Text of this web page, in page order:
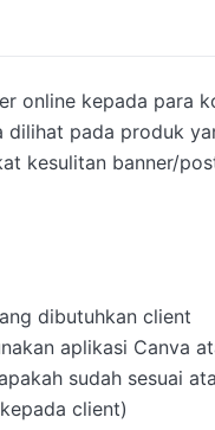
online kepada para
pada produk
kesulitan banner/
dibutuhkan client
aplikasi Canva
sudah sesuai
client)